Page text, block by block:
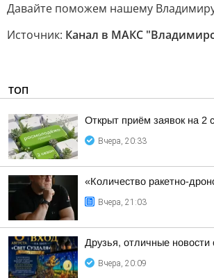
Давайте поможем нашему Владимиру
Источник: Канал в МАКС
ТОП
Открыт приём заявок на 2
Вчера, 20:33
«Количество ракетно-
Вчера, 21:03
Друзья, отличные
Вчера, 20:09